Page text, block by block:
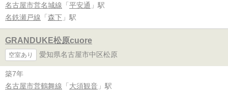
名古屋市営名城線 「 平安通 」駅
名鉄瀬戸線 「 森下 」駅
GRANDUKE松原cuore
空室あり 愛知県名古屋市中区松原
築7年
名古屋市営鶴舞線 「 大須観音 」駅